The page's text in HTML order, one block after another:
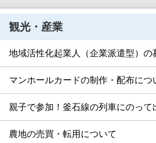
観光・産業
地域活性化起業人（企業派遣型）の
マンホールカードの制作・配布につ
農地の売買・転用について